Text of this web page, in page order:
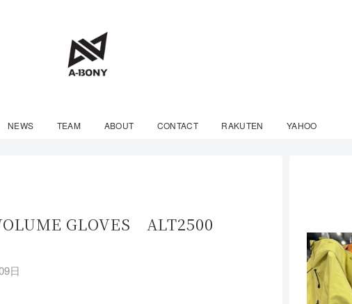
NEWS TEAM ABOUT CONTACT RAKUTEN YAHOO
GLOVES ALT2500
日